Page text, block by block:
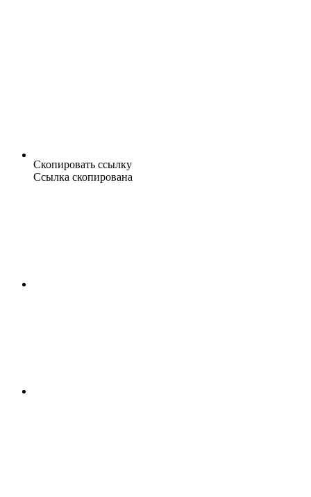
Скопировать ссылку
Ссылка скопирована